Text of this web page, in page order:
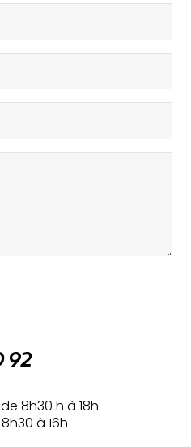
92
8h30 h à 18h
à 16h